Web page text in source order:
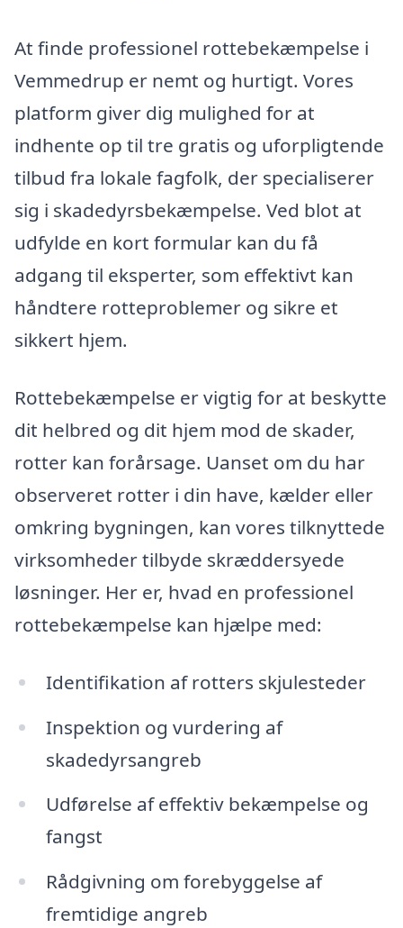
At finde professionel rottebekæmpelse i
Vemmedrup er nemt og hurtigt. Vores
platform giver dig mulighed for at
indhente op til tre gratis og uforpligtende
tilbud fra lokale fagfolk, der specialiserer
sig i skadedyrsbekæmpelse. Ved blot at
udfylde en kort formular kan du få
adgang til eksperter, som effektivt kan
håndtere rotteproblemer og sikre et
sikkert hjem.
Rottebekæmpelse er vigtig for at beskytte
dit helbred og dit hjem mod de skader,
rotter kan forårsage. Uanset om du har
observeret rotter i din have, kælder eller
omkring bygningen, kan vores tilknyttede
virksomheder tilbyde skræddersyede
løsninger. Her er, hvad en professionel
rottebekæmpelse kan hjælpe med:
Identifikation af rotters skjulesteder
Inspektion og vurdering af
skadedyrsangreb
Udførelse af effektiv bekæmpelse og
fangst
Rådgivning om forebyggelse af
fremtidige angreb